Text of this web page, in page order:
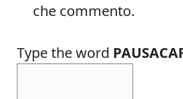
che commento.
Type the word